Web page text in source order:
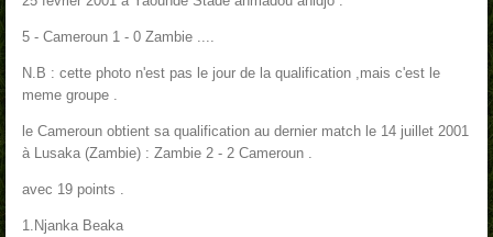
5 - Cameroun 1 - 0 Zambie ....
N.B : cette photo n'est pas le jour de la qualification ,mais c'est le
meme groupe .
le Cameroun obtient sa qualification au dernier match le 14 juillet 2001
à Lusaka (Zambie) : Zambie 2 - 2 Cameroun .
avec 19 points .
1.Njanka Beaka